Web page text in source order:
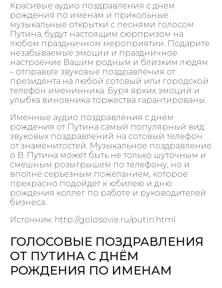
Красивые аудио поздравления с днем
рождения по именам и прикольные
музыкальные открытки с песнями голосом
Путина, будут настоящим сюрпризом на
любом праздничном мероприятии. Подарите
незабываемые эмоции и праздничное
настроение Вашим родным и близким людям
– отправьте звуковые поздравления от
президента на любой сотовый или городской
телефон именинника. Буря ярких эмоций и
улыбка виновника торжества гарантированы.
Именные аудио поздравления с днем
рождения от Путина самый популярный вид
звуковых поздравлений на сотовый телефон
от знаменитостей. Музыкальное поздравление
о В. Путина может быть не только шуточным и
смешным розыгрышем по телефону, но и
вполне серьезным пожеланием, которое
прекрасно подойдет к юбилею и дню
рождения коллег по работе и руководителей
бизнеса.
Источник: http://golosovie.ru/putin.html
ГОЛОСОВЫЕ ПОЗДРАВЛЕНИЯ
ОТ ПУТИНА С ДНЁМ
РОЖДЕНИЯ ПО ИМЕНАМ